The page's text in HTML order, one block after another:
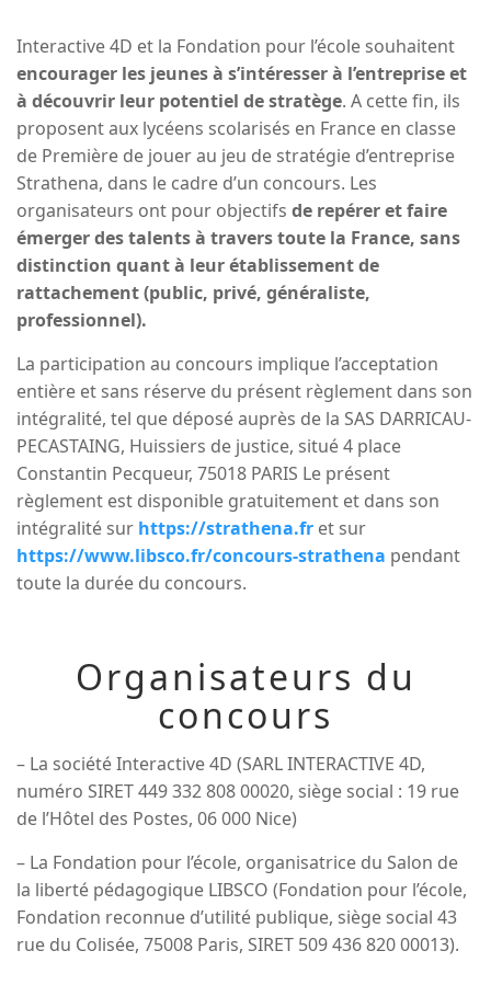
Interactive 4D et la Fondation pour l’école souhaitent
encourager les jeunes à s’intéresser à l’entreprise et
à découvrir leur potentiel de stratège. A cette fin, ils
proposent aux lycéens scolarisés en France en classe
de Première de jouer au jeu de stratégie d’entreprise
Strathena, dans le cadre d’un concours. Les
organisateurs ont pour objectifs de repérer et faire
émerger des talents à travers toute la France, sans
distinction quant à leur établissement de
rattachement (public, privé, généraliste,
professionnel).
La participation au concours implique l’acceptation
entière et sans réserve du présent règlement dans son
intégralité, tel que déposé auprès de la SAS DARRICAU-
PECASTAING, Huissiers de justice, situé 4 place
Constantin Pecqueur, 75018 PARIS Le présent
règlement est disponible gratuitement et dans son
intégralité sur https://strathena.fr et sur
https://www.libsco.fr/concours-strathena pendant
toute la durée du concours.
Organisateurs du
concours
– La société Interactive 4D (SARL INTERACTIVE 4D,
numéro SIRET 449 332 808 00020, siège social : 19 rue
de l’Hôtel des Postes, 06 000 Nice)
– La Fondation pour l’école, organisatrice du Salon de
la liberté pédagogique LIBSCO (Fondation pour l’école,
Fondation reconnue d’utilité publique, siège social 43
rue du Colisée, 75008 Paris, SIRET 509 436 820 00013).